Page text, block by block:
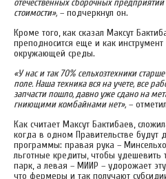
стоимости», – подчеркнул он.
Кроме того, как сказал Максут
преподносится еще и как
окружающей среды.
«У нас и так 70% сельхозтехники
поле. Наша техника вся на учете, все
запчасти пошло, давно уже сдано на
гниющими комбайнами нет», –
Как считает Максут Бактибаев,
когда в одном Правительстве будут
программы: правая рука –
льготные кредиты, чтобы удешевить
парк, а левая – МИИР – удорожает
что фермеры и так получают